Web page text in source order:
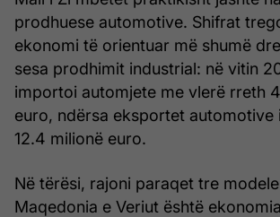
prodhuese automotive. Shifrat
ekonomi të orientuar më shumë
sesa prodhimit industrial: në vitin
importoi automjete me vlerë rreth
euro, ndërsa eksportet automotive
12.4 milionë euro.
Në tërësi, rajoni paraqet tre
Maqedonia e Veriut është